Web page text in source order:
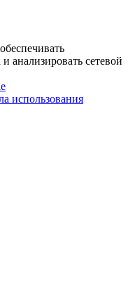
анализировать сетевой
использования